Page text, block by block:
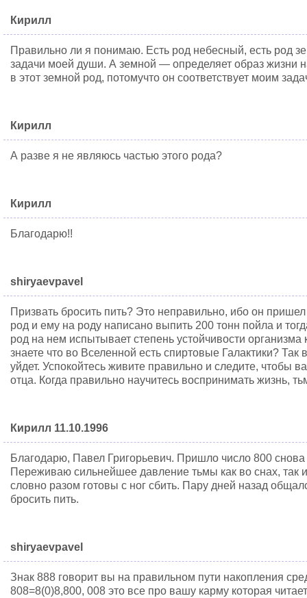
Кирилл
Правильно ли я понимаю. Есть род небесный, есть род
задачи моей души. А земной — определяет образ жизни
в этот земной род, потомучто он соответствует моим
Кирилл
А разве я не являюсь частью этого рода?
Кирилл
Благодарю!!
shiryaevpavel
Призвать бросить пить? Это неправильно, ибо он
род и ему на роду написано выпить 200 тонн пойла и
род на нем испытывает степень устойчивости
знаете что во Вселенной есть спиртовые Галактики? Так
уйдет. Успокойтесь живите правильно и следите, чтобы
отца. Когда правильно научитесь воспринимать жизнь,
Кирилл 11.10.1996
Благодарю, Павел Григорьевич. Пришло число 800
Переживаю сильнейшее давление тьмы как во снах, так
словно разом готовы с ног сбить. Пару дней назад
бросить пить.
shiryaevpavel
Знак 888 говорит вы на правильном пути накопления
808=8(0)8,800, 008 это все про вашу карму которая